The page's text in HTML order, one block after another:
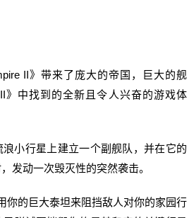
II》带来了庞大的帝国，巨大的舰
》中找到的全新且令人兴奋的游戏体
小行星上建立一个副舰队，并在它的
发动一次毁灭性的突然袭击。
的巨大泰坦来阻挡敌人对你的家园行